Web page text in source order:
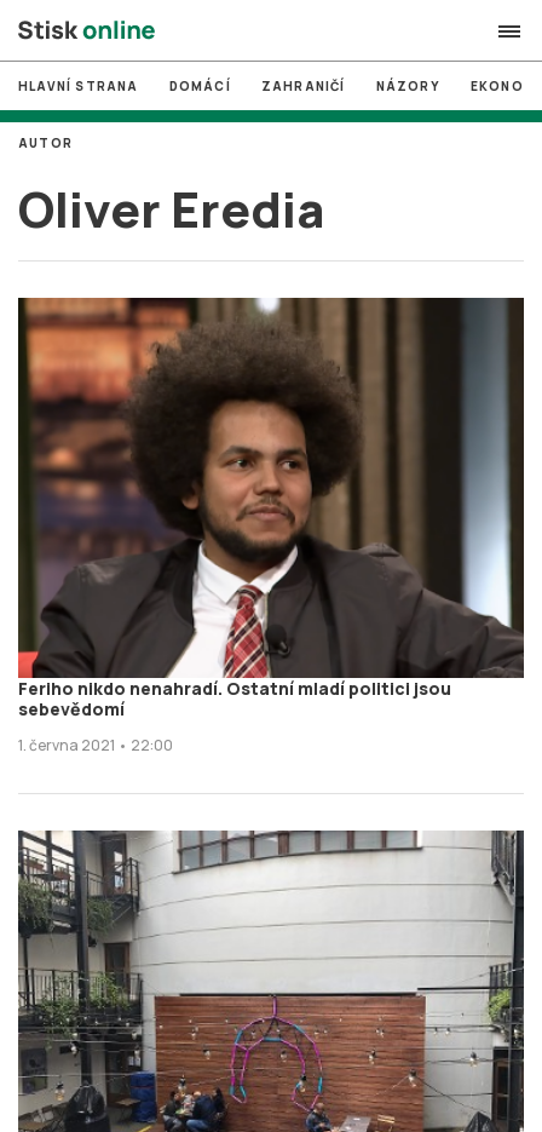
search
# MUNI
# Brno
# volby
login PŘIHLÁSIT SE
Zapomněli jste heslo?
Založit nový účet
HLAVNÍ STRANA DOMÁCÍ ZAHRANIČÍ NÁZORY
Oliver Eredia
AUTOR
Feriho nikdo nenahradí. Ostatní mladí politici jsou
sebevědomí
1. června 2021 • 22:00